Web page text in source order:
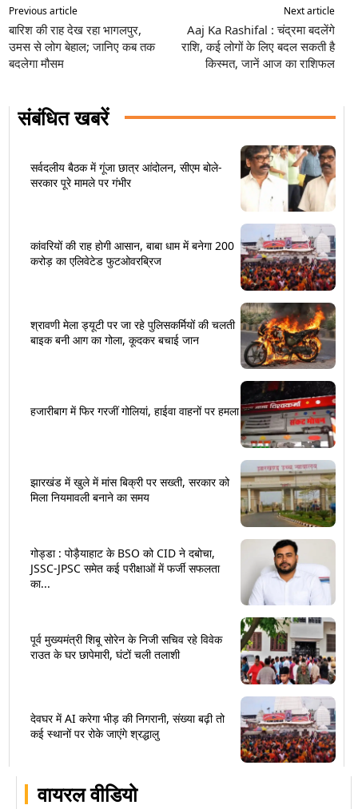
वायरल वीडियो
Previous article
बारिश की राह देख रहा भागलपुर,
उमस से लोग बेहाल; जानिए कब तक
बदलेगा मौसम
Next article
Aaj Ka Rashifal : चंद्रमा बदलेंगे
राशि, कई लोगों के लिए बदल सकती है
किस्मत, जानें आज का राशिफल
संबंधित खबरें
सर्वदलीय बैठक में गूंजा छात्र आंदोलन, सीएम बोले-
सरकार पूरे मामले पर गंभीर
कांवरियों की राह होगी आसान, बाबा धाम में बनेगा 200
करोड़ का एलिवेटेड फुटओवरब्रिज
श्रावणी मेला ड्यूटी पर जा रहे पुलिसकर्मियों की चलती
बाइक बनी आग का गोला, कूदकर बचाई जान
हजारीबाग में फिर गरजीं गोलियां, हाईवा वाहनों पर हमला
झारखंड में खुले में मांस बिक्री पर सख्ती, सरकार को
मिला नियमावली बनाने का समय
गोड्डा : पोड़ैयाहाट के BSO को CID ने दबोचा,
JSSC-JPSC समेत कई परीक्षाओं में फर्जी सफलता
का...
पूर्व मुख्यमंत्री शिबू सोरेन के निजी सचिव रहे विवेक
राउत के घर छापेमारी, घंटों चली तलाशी
देवघर में AI करेगा भीड़ की निगरानी, संख्या बढ़ी तो
कई स्थानों पर रोके जाएंगे श्रद्धालु